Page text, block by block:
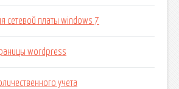
сетевой платы windows 7
wordpress
учета